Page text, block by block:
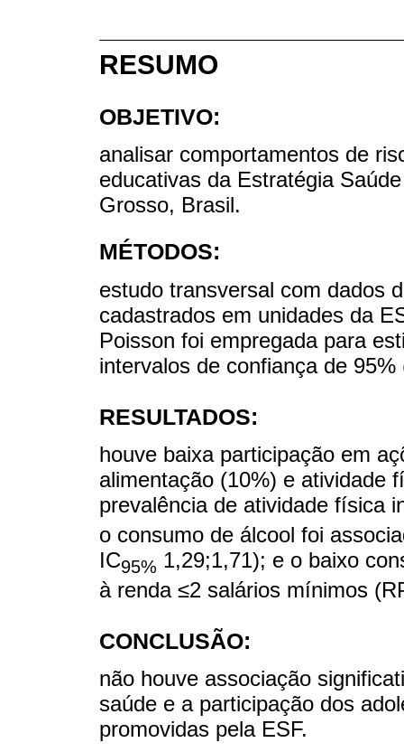
RESUMO
OBJETIVO:
analisar comportamentos de
educativas da Estratégia
Grosso, Brasil.
MÉTODOS:
estudo transversal com dados
cadastrados em unidades da
Poisson foi empregada para
intervalos de confiança de 95%
RESULTADOS:
houve baixa participação em
alimentação (10%) e atividade
prevalência de atividade física
o consumo de álcool foi
IC95% 1,29;1,71); e o baixo
à renda ≤2 salários mínimos
CONCLUSÃO:
não houve associação
saúde e a participação dos
promovidas pela ESF.